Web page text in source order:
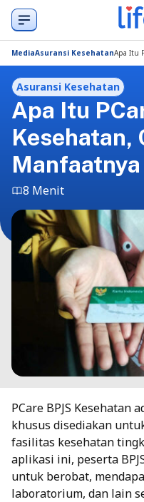
MediaAsuransi KesehatanApa Itu
Asuransi Kesehatan
Apa Itu
Kesehatan,
Manfaatnya
8 Menit
PCare BPJS Kesehatan
khusus disediakan
fasilitas kesehatan
aplikasi ini, peserta
untuk berobat,
laboratorium, dan lain